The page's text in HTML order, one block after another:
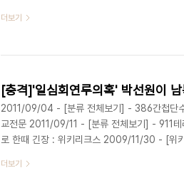
: 위키리크스한국전문 2011/09/04 - [분류 전
치적으로 촉발된 살인' - 위키리크스 한국..
더보기
2011/09/04 - [분류 전체보기] - 386간첩단수
교전문 2011/09/11 - [분류 전체보기] - 911테
로 한때 긴장 : 위키리크스 2009/11/30 - [위
다면 리제트 리, '나는 이병철 외손녀' 사실?
더보기